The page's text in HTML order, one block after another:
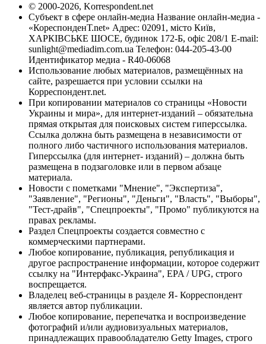
© 2000-2026, Korrespondent.net
Субъект в сфере онлайн-медиа Название онлайн-медиа -
«КореспонденТ.net» Адрес: 02091, місто Київ,
ХАРКІВСЬКЕ ШОСЕ, будинок 172-Б, офіс 208/1 E-mail:
sunlight@mediadim.com.ua Телефон: 044-205-43-00
Идентификатор медиа - R40-06068
Использование любых материалов, размещённых на
сайте, разрешается при условии ссылки на
Корреспондент.net.
При копировании материалов со страницы «Новости
Украины и мира», для интернет-изданий – обязательна
прямая открытая для поисковых систем гиперссылка.
Ссылка должна быть размещена в независимости от
полного либо частичного использования материалов.
Гиперссылка (для интернет- изданий) – должна быть
размещена в подзаголовке или в первом абзаце
материала.
Новости с пометками "Мнение", "Экспертиза",
"Заявление", "Регионы", "Деньги", "Власть", "Выборы",
"Тест-драйв", "Спецпроекты", "Промо" публикуются на
правах рекламы.
Раздел Спецпроекты создается совместно с
коммерческими партнерами.
Любое копирование, публикация, републикация и
другое распространение информации, которое содержит
ссылку на "Интерфакс-Украина", EPA / UPG, строго
воспрещается.
Владелец веб-страницы в разделе Я- Корреспондент
является автор публикации.
Любое копирование, перепечатка и воспроизведение
фотографий и/или аудиовизуальных материалов,
принадлежащих правообладателю Getty Images, строго